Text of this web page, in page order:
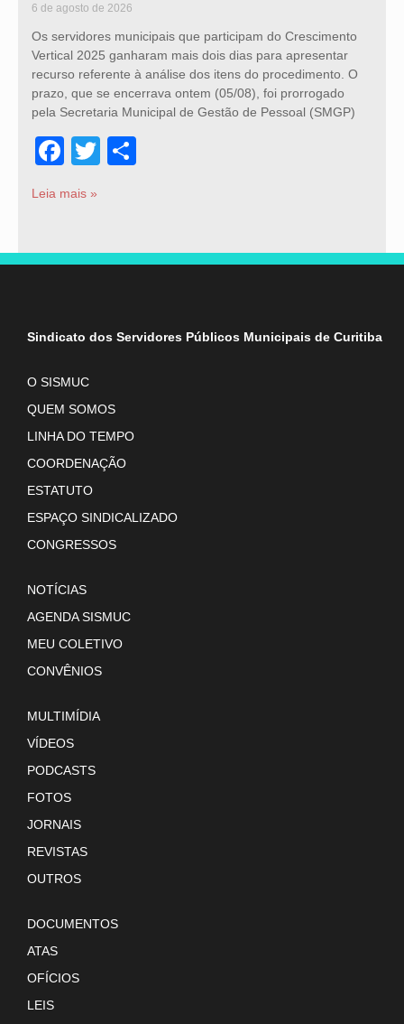
6 de agosto de 2026
Os servidores municipais que participam do Crescimento
Vertical 2025 ganharam mais dois dias para apresentar
recurso referente à análise dos itens do procedimento. O
prazo, que se encerrava ontem (05/08), foi prorrogado
pela Secretaria Municipal de Gestão de Pessoal (SMGP)
Facebook
Twitter
Leia mais »
Sindicato dos Servidores Públicos Municipais de Curitiba
O SISMUC
QUEM SOMOS
LINHA DO TEMPO
COORDENAÇÃO
ESTATUTO
ESPAÇO SINDICALIZADO
CONGRESSOS
NOTÍCIAS
AGENDA SISMUC
MEU COLETIVO
CONVÊNIOS
MULTIMÍDIA
VÍDEOS
PODCASTS
FOTOS
JORNAIS
REVISTAS
OUTROS
DOCUMENTOS
ATAS
OFÍCIOS
LEIS